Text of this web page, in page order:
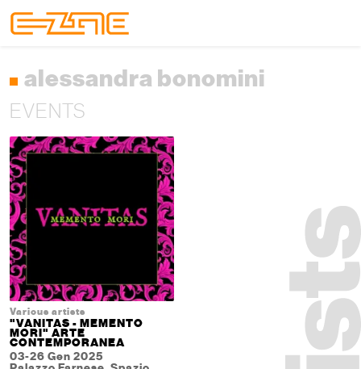
alessandra bonomini
EVENTS
Various artists
"VANITAS - MEMENTO
MORI" ARTE
CONTEMPORANEA
03-26 Gen 2025